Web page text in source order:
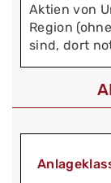
Aktien von
Region
sind, dort